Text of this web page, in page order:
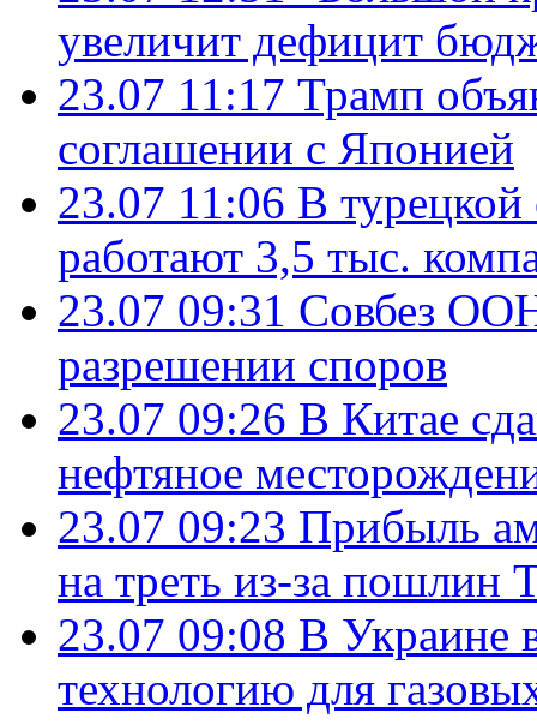
увеличит дефицит
23.07 11:17 Трамп
соглашении с Японией
23.07 11:06 В
работают 3,5 тыс.
23.07 09:31 Совбез
разрешении споров
23.07 09:26 В Китае
нефтяное
23.07 09:23 Прибыль
на треть из-за пошлин
23.07 09:08 В Украине
технологию для